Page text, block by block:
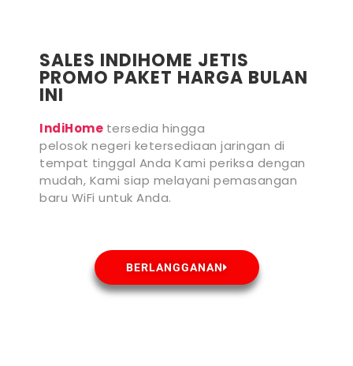
SALES INDIHOME JETIS
PROMO PAKET HARGA BULAN
INI
IndiHome tersedia hingga
pelosok negeri ketersediaan jaringan di
tempat tinggal Anda Kami periksa dengan
mudah, Kami siap melayani pemasangan
baru WiFi untuk Anda.
BERLANGGANAN